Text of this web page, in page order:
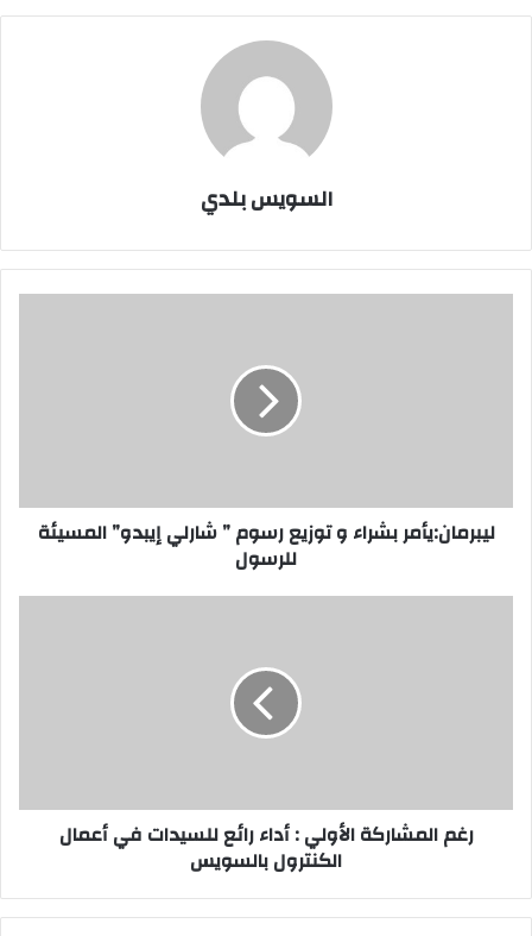
السويس بلدي
المسيئة
للرسول
ليبرمان:يأمر بشراء و توزيع رسوم ” شارلي إيبدو” المسيئة
للرسول
أعمال
الكنترولرغم المشاركة الأولي : أداء رائع للسيدات في أعمال
الكنترول بالسويس